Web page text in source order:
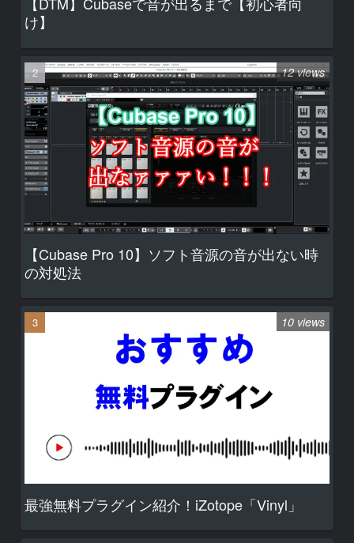
け】
【Cubase Pro 10】ソフト音源の音が出ない時
の対処法
12 views
最強無料プラグイン紹介！iZotope「Vinyl」
10 views